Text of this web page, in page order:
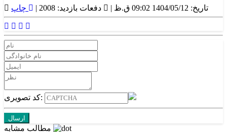
تاریخ: 1404/05/12 09:02 ق.ظ | دفعات بازدید: 2008 | چاپ
کد تصویری: